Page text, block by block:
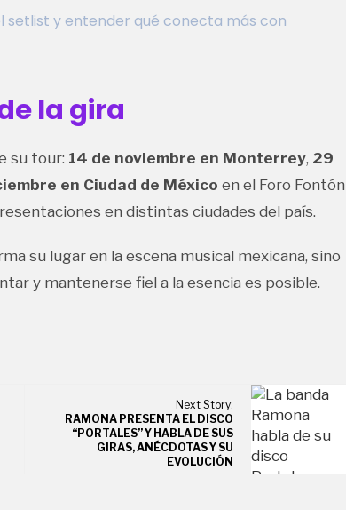
setlist y entender qué conecta más con
la gira
su tour: 14 de noviembre en Monterrey, 29
en Ciudad de México en el Foro Fontón
en distintas ciudades del país.
su lugar en la escena musical mexicana, sino
y mantenerse fiel a la esencia es posible.
Next Story:
RAMONA PRESENTA EL DISCO
“PORTALES” Y HABLA DE SUS
GIRAS, ANÉCDOTAS Y SU
EVOLUCIÓN